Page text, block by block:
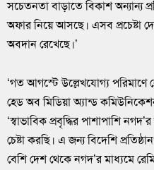
সচেতনতা বাড়াতে বিকাশ অন্যান্য
অফার নিয়ে আসছে। এসব প্রচেষ্টা
অবদান রেখেছে।’
‘গত আগস্টে উল্লেখযোগ্য পরিমাণে
হেড অব মিডিয়া অ্যান্ড
‘স্বাভাবিক প্রবৃদ্ধির পাশাপাশি
চেষ্টা করছি। এ জন্য বিদেশি
বেশি দেশ থেকে নগদ’র মাধ্যমে